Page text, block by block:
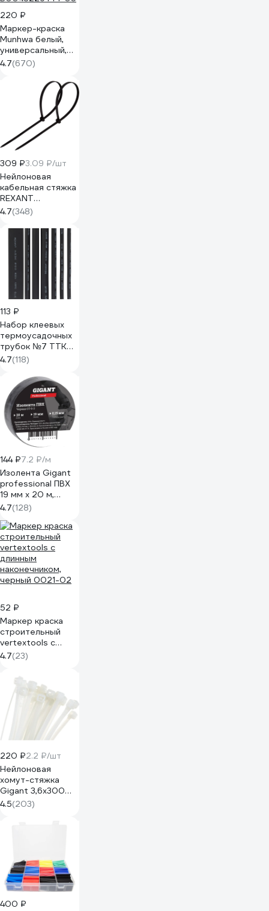
220 ₽
Маркер-краска
Munhwa белый,
универсальный,
нитро-основа,
пулевидный
наконечник, 4 мм,
Б0048229 PM-05
4.7(670)
309 ₽3.09 ₽/шт
Нейлоновая
кабельная стяжка
REXANT
300x4,8мм,
черная 100 шт/уп
07-1303
4.7(348)
113 ₽
Набор клеевых
термоусадочных
трубок №7 ТТК
(3:1) 7 шт. по 10 см
REXANT 29-0107
4.7(118)
144 ₽7.2 ₽/м
Изолента Gigant
professional ПВХ
19 мм х 20 м,
черная GT-0-3
4.7(128)
52 ₽
Маркер краска
строительный
vertextools с
длинным
наконечником,
черный 0021-02
4.7(23)
220 ₽2.2 ₽/шт
Нейлоновая
хомут-стяжка
Gigant 3,6х300
белый, 100 шт
G/1/18
4.5(203)
400 ₽